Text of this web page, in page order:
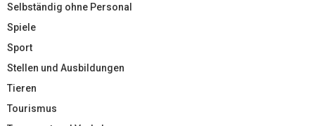
Selbständig ohne Personal
Spiele
Sport
Stellen und Ausbildungen
Tieren
Tourismus